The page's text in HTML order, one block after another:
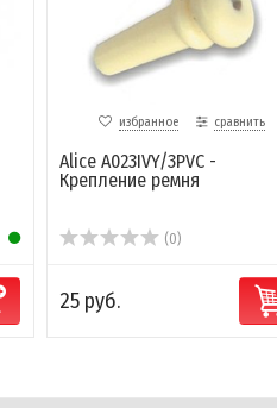
избранное сравнить
Alice A023IVY/3PVC -
Крепление ремня
(0)
25 руб.